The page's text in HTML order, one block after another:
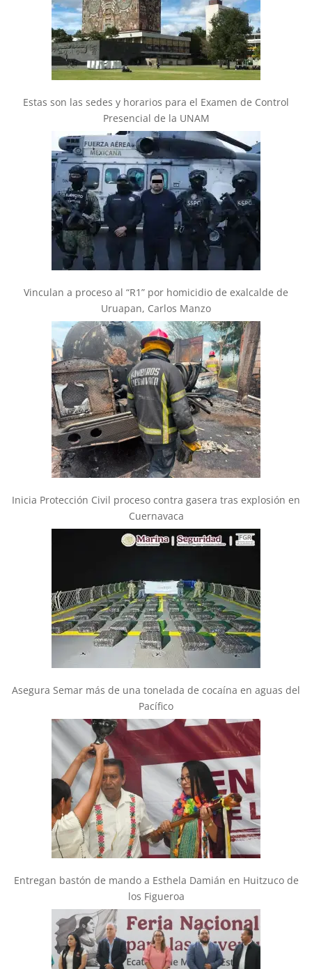
Estas son las sedes y horarios para el Examen de Control
Presencial de la UNAM
Vinculan a proceso al “R1” por homicidio de exalcalde de
Uruapan, Carlos Manzo
Inicia Protección Civil proceso contra gasera tras explosión en
Cuernavaca
Asegura Semar más de una tonelada de cocaína en aguas del
Pacífico
Entregan bastón de mando a Esthela Damián en Huitzuco de
los Figueroa